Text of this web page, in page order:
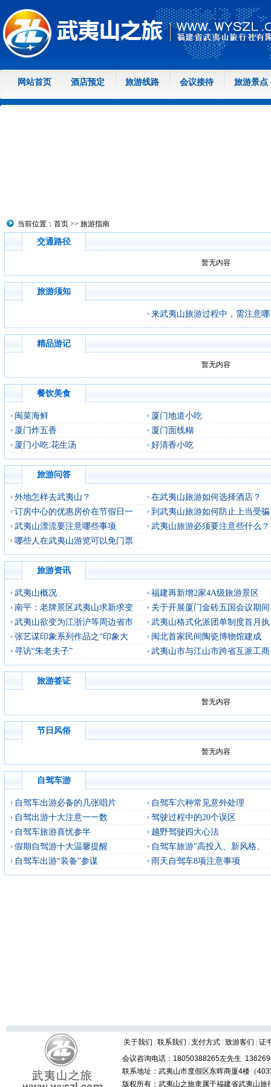
网站首页 酒店预定 旅游线路 会议接待 旅游景点
当前位置： 首页 >> 旅游指南
交通路径
暂无内容
旅游须知
来武夷山旅游过程中，需注意哪
精品游记
暂无内容
餐饮美食
闽菜海鲜
厦门地道小吃
厦门炸五香
厦门面线糊
厦门小吃:花生汤
好清香小吃
旅游问答
外地怎样去武夷山？
在武夷山旅游如何选择酒店？
订房中心的优惠房价在节假日一
到武夷山旅游如何防止上当受骗
武夷山漂流要注意哪些事项
武夷山旅游必须要注意些什么？
哪些人在武夷山游览可以免门票
旅游资讯
武夷山概况
福建再新增2家4A级旅游景区
南平：老牌景区武夷山求新求变
关于开展厦门金砖五国会议期间
武夷山欲变为江浙沪等周边省市
武夷山格式化派团单制度首月执
张艺谋印象系列作品之“印象大
闽北首家民间陶瓷博物馆建成
寻访“朱老夫子”
武夷山市与江山市跨省互派工商
旅游签证
暂无内容
节日风俗
暂无内容
自驾车游
自驾车出游必备的几张唱片
自驾车六种常见意外处理
自驾出游十大注意一一数
驾驶过程中的20个误区
自驾车旅游喜忧参半
越野驾驶四大心法
假期自驾游十大温馨提醒
自驾车旅游"高投入、新风格、
自驾车出游“装备”参谋
雨天自驾车8项注意事项
关于我们 联系我们 支付方式 致游客们
证
会议咨询电话：18050388265左先生
联系地址：武夷山市度假区东晖商厦4楼（
版权所有：武夷山之旅隶属于福建省武夷山旅